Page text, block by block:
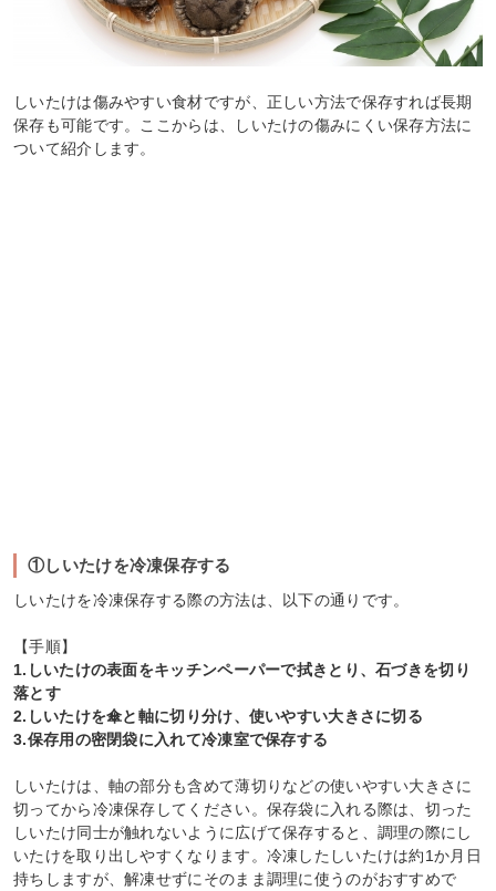
しいたけは傷みやすい食材ですが、正しい方法で保存すれば長期
保存も可能です。ここからは、しいたけの傷みにくい保存方法に
ついて紹介します。
①しいたけを冷凍保存する
しいたけを冷凍保存する際の方法は、以下の通りです。
【手順】
1.しいたけの表面をキッチンペーパーで拭きとり、石づきを切り
落とす
2.しいたけを傘と軸に切り分け、使いやすい大きさに切る
3.保存用の密閉袋に入れて冷凍室で保存する
しいたけは、軸の部分も含めて薄切りなどの使いやすい大きさに
切ってから冷凍保存してください。保存袋に入れる際は、切った
しいたけ同士が触れないように広げて保存すると、調理の際にし
いたけを取り出しやすくなります。冷凍したしいたけは約1か月日
持ちしますが、解凍せずにそのまま調理に使うのがおすすめで